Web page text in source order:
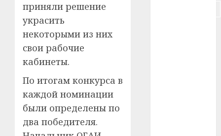
приняли решение
украсить
некоторыми из них
свои рабочие
кабинеты.
По итогам конкурса в
каждой номинации
были определены по
два победителя.